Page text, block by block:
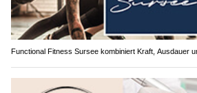
Functional Fitness Sursee kombiniert Kraft, Ausdauer